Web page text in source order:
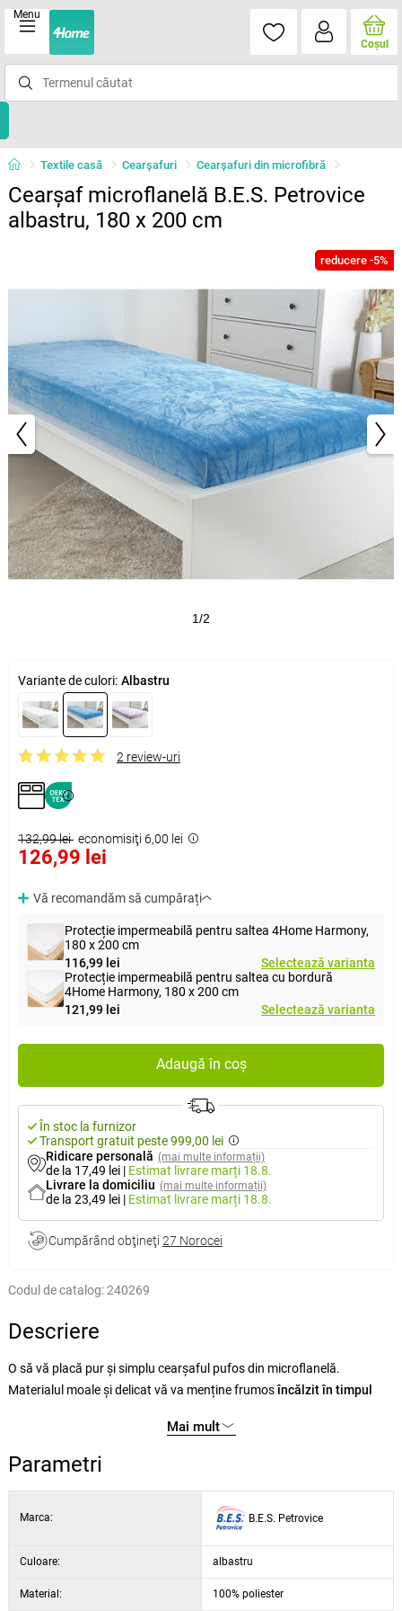
Menu
Coşul
Textile casă Cearșafuri Cearșafuri din microfibră
Cearșaf microflanelă B.E.S. Petrovice
albastru, 180 x 200 cm
reducere -5%
1/2
Variante de culori: Albastru
2 review-uri
132,99 lei economisiţi 6,00 lei
126,99 lei
Vă recomandăm să cumpărați
Protecție impermeabilă pentru saltea 4Home Harmony,
180 x 200 cm
116,99 lei
Selectează varianta
Protecție impermeabilă pentru saltea cu bordură
4Home Harmony, 180 x 200 cm
121,99 lei
Selectează varianta
Adaugă în coș
În stoc la furnizor
Transport gratuit peste 999,00 lei
Ridicare personală (mai multe informații)
de la 17,49 lei | Estimat livrare marți 18.8.
Livrare la domiciliu (mai multe informații)
de la 23,49 lei | Estimat livrare marți 18.8.
Cumpărând obţineţi 27 Norocei
Codul de catalog:240269
Descriere
O să vă placă pur și simplu cearșaful pufos din microflanelă.
Materialul moale și delicat vă va menține frumosîncălzit în timpul
Cearșafurile din microflanelă sunt
cele din micropluș datorită densității mai mari a firelor de păr tăiate
pentru a menține cearșaful ferm la locul lui toată noaptea. Este
Mai mult
Parametri
Marca: B.E.S. Petrovice
Culoare: albastru
Material: 100% poliester